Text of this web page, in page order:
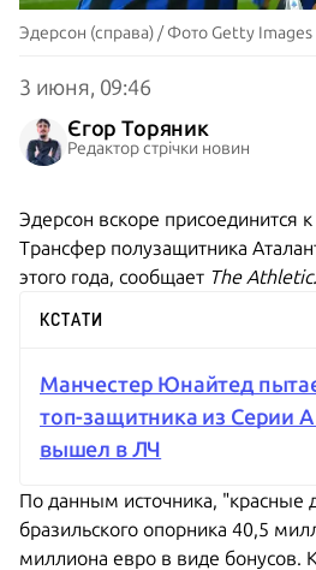
Эдерсон (справа) / Фото Getty Images
3 июня, 09:46
Єгор Торяник
Редактор стрічки новин
Эдерсон вскоре присоединится
Трансфер полузащитника
этого года, сообщает The Athletic.
КСТАТИ
Манчестер Юнайтед
топ-защитника из Серии А
вышел в ЛЧ
По данным источника, "красные
бразильского опорника 40,5
миллиона евро в виде бонусов.